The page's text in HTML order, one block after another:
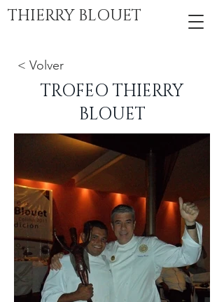
THIERRY BLOUET
< Volver
TROFEO THIERRY
BLOUET